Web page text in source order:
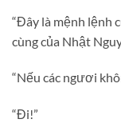
“Đây là mệnh lệnh
cùng của Nhật
“Nếu các ngươi
“Đi!”